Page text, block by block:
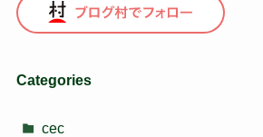
Categories
cec